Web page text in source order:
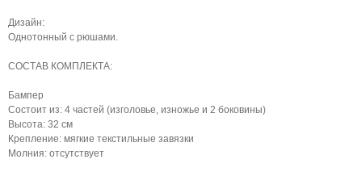
Дизайн:
Однотонный с рюшами.
СОСТАВ КОМПЛЕКТА:
Бампер
Состоит из: 4 частей (изголовье, изножье и 2 боковины)
Высота: 32 см
Крепление: мягкие текстильные завязки
Молния: отсутствует